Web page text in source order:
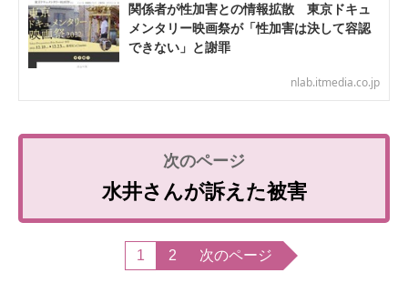
関係者が性加害との情報拡散 東京ドキュ
メンタリー映画祭が「性加害は決して容認
できない」と謝罪
nlab.itmedia.co.jp
水井さんが訴えた被害
1 2 次のページ